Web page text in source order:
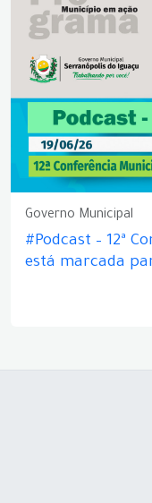
Governo Municipal
#Podcast – 12ª
está marcada